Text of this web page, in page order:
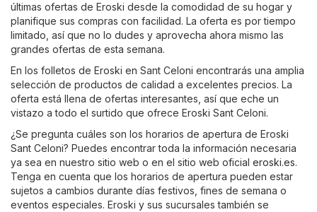
últimas ofertas de Eroski desde la comodidad de su hogar y
planifique sus compras con facilidad. La oferta es por tiempo
limitado, así que no lo dudes y aprovecha ahora mismo las
grandes ofertas de esta semana.
En los folletos de Eroski en Sant Celoni encontrarás una amplia
selección de productos de calidad a excelentes precios. La
oferta está llena de ofertas interesantes, así que eche un
vistazo a todo el surtido que ofrece Eroski Sant Celoni.
¿Se pregunta cuáles son los horarios de apertura de Eroski
Sant Celoni? Puedes encontrar toda la información necesaria
ya sea en nuestro sitio web o en el sitio web oficial eroski.es.
Tenga en cuenta que los horarios de apertura pueden estar
sujetos a cambios durante días festivos, fines de semana o
eventos especiales. Eroski y sus sucursales también se